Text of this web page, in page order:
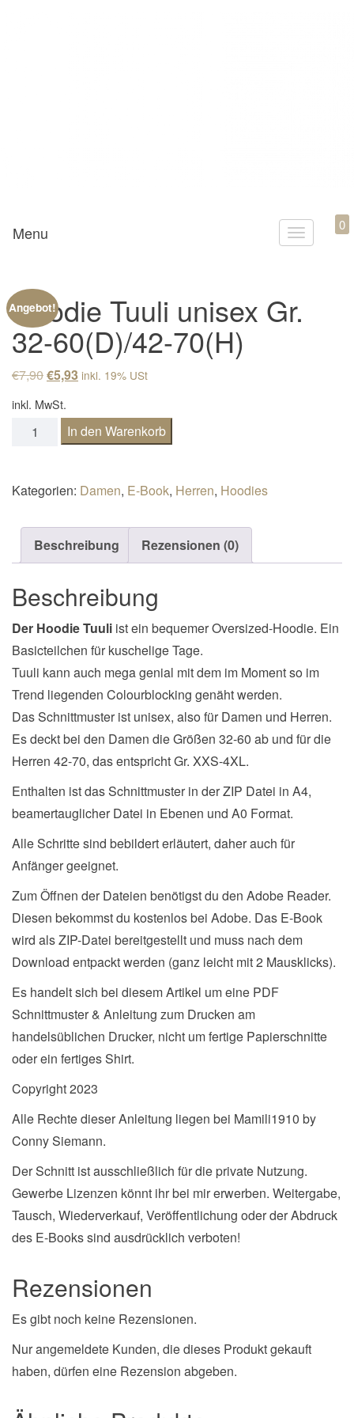
Mamili1910
T
g
l
n
Menu 0
Angebot!
Hoodie Tuuli unisex Gr.
32-60(D)/42-70(H)
€7,90Ursprünglicher Preis war: €7,90
€5,93Aktueller Preis ist: €5,93.
inkl. 19% USt
inkl. MwSt.
Hoodie Tuuli unisex Gr. 32-60(D)/42-70(H) Menge
In den Warenkorb
Kategorien: Damen, E-Book, Herren, Hoodies
Beschreibung Rezensionen (0)
Beschreibung
Der Hoodie Tuuli ist ein bequemer Oversized-Hoodie. Ein
Basicteilchen für kuschelige Tage.
Tuuli kann auch mega genial mit dem im Moment so im
Trend liegenden Colourblocking genäht werden.
Das Schnittmuster ist unisex, also für Damen und Herren.
Es deckt bei den Damen die Größen 32-60 ab und für die
Herren 42-70, das entspricht Gr. XXS-4XL.
Enthalten ist das Schnittmuster in der ZIP Datei in A4,
beamertauglicher Datei in Ebenen und A0 Format.
Alle Schritte sind bebildert erläutert, daher auch für
Anfänger geeignet.
Zum Öffnen der Dateien benötigst du den Adobe Reader.
Diesen bekommst du kostenlos bei Adobe. Das E-Book
wird als ZIP-Datei bereitgestellt und muss nach dem
Download entpackt werden (ganz leicht mit 2 Mausklicks).
Es handelt sich bei diesem Artikel um eine PDF
Schnittmuster & Anleitung zum Drucken am
handelsüblichen Drucker, nicht um fertige Papierschnitte
oder ein fertiges Shirt.
Copyright 2023
Alle Rechte dieser Anleitung liegen bei Mamili1910 by
Conny Siemann.
Der Schnitt ist ausschließlich für die private Nutzung.
Gewerbe Lizenzen könnt ihr bei mir erwerben. Weitergabe,
Tausch, Wiederverkauf, Veröffentlichung oder der Abdruck
des E-Books sind ausdrücklich verboten!
Rezensionen
Es gibt noch keine Rezensionen.
Nur angemeldete Kunden, die dieses Produkt gekauft
haben, dürfen eine Rezension abgeben.